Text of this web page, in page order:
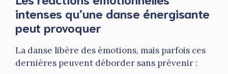
intenses qu’une danse énergisante
peut provoquer
La danse libère des émotions, mais parfois ces
dernières peuvent déborder sans prévenir :